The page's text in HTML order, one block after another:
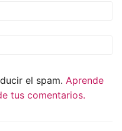
el spam. Aprende
tus comentarios.